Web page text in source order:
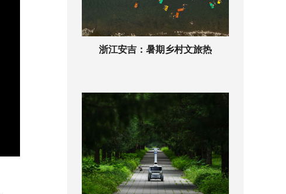
浙江安吉：暑期乡村文旅热